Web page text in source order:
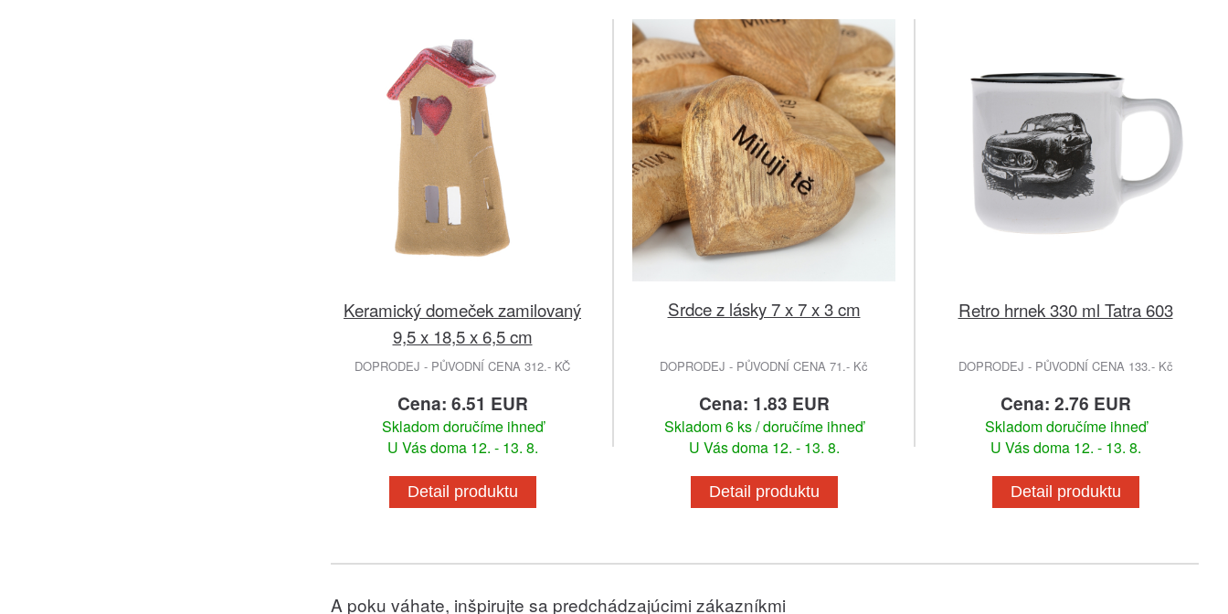
Keramický domeček zamilovaný
9,5 x 18,5 x 6,5 cm
DOPRODEJ - PŮVODNÍ CENA 312.- KČ
Cena: 6.51 EUR
Skladom doručíme ihneď
U Vás doma 12. - 13. 8.
Detail produktu
Srdce z lásky 7 x 7 x 3 cm
DOPRODEJ - PŮVODNÍ CENA 71.- Kč
Cena: 1.83 EUR
Skladom 6 ks / doručíme ihneď
U Vás doma 12. - 13. 8.
Detail produktu
Retro hrnek 330 ml Tatra 603
DOPRODEJ - PŮVODNÍ CENA 133.- Kč
Cena: 2.76 EUR
Skladom doručíme ihneď
U Vás doma 12. - 13. 8.
Detail produktu
A poku váhate, inšpirujte sa predchádzajúcimi zákazníkmi